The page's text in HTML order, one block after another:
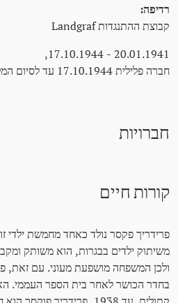
רדיפה:
קבוצת ההתנגדות Landgraf
20.01.1941 - 17.10.1944,
חברה פלילית 17.10.1944 עד לסיום המלחמה
חברויות
קורות חיים
פרידריך פקסר נולד כאחד מחמשת ילדי
משיתוק ילדים בבגרות, הוא משותק
בחדר הכושר לאחר בית הספר העממי.